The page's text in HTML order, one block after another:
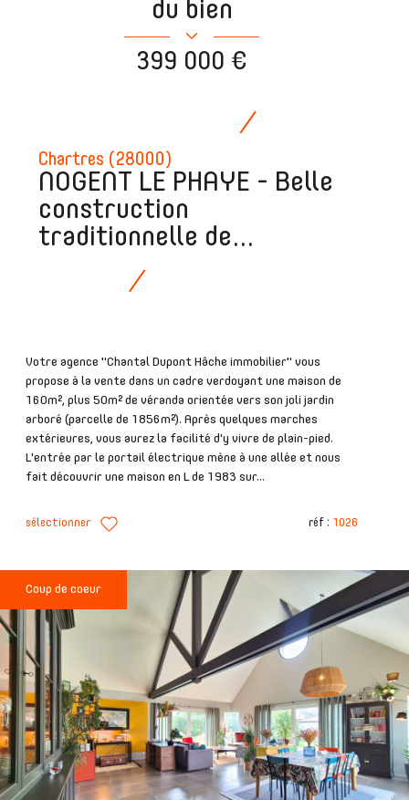
Chartres (28000)
NOGENT LE PHAYE - Belle
construction
traditionnelle de...
Votre agence "Chantal Dupont Hâche immobilier" vous
propose à la vente dans un cadre verdoyant une maison de
160m², plus 50m² de véranda orientée vers son joli jardin
arboré (parcelle de 1856m²). Après quelques marches
extérieures, vous aurez la facilité d'y vivre de plain-pied.
L'entrée par le portail électrique mène à une allée et nous
fait découvrir une maison en L de 1983 sur...
du bien
399 000 €
sélectionner réf : 1026
Coup de coeur